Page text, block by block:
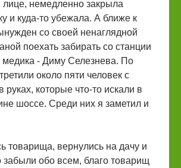
лице, немедленно закрыла
и куда-то убежала. А ближе к
со своей ненаглядной
поехать забирать со станции
медика - Диму Селезнева. По
около пяти человек с
которые что-то искали в
шоссе. Среди них я заметил и
товарища, вернулись на дачу и
забыли обо всем, благо товарищ